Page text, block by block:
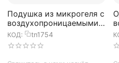
Подушка из микрогеля с
воздухопроницаемыми
каналами Clima warm
50х70 см, TAC
КОД: tn1754